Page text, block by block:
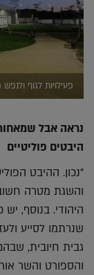
פעילויות לגוף
נראה אבל
היבטים פוליטיים
"נכון. ההיבט
והשגת מטרה
היהודי. בנוסף,
שנרתמו לסייע
גבית חיובית,
והספורט והשר